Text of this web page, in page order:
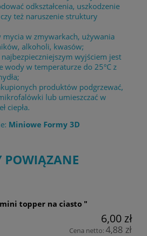
odkształcenia, uszkodzenie
też naruszenie struktury
mycia w zmywarkach, używania
alkoholi, kwasów;
wyjściem jest
wody w temperaturze do 25°C z
produktów podgrzewać,
lub umieszczać w
ciepła.
Miniowe Formy 3D
POWIĄZANE
topper na ciasto "
6,00 zł
Cena netto:4,88 zł